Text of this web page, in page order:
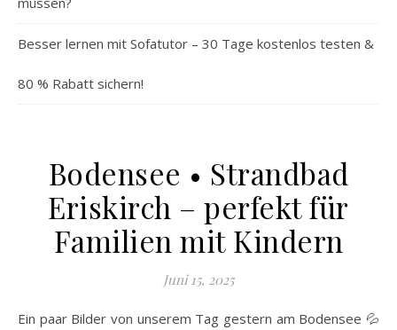
Besser lernen mit Sofatutor – 30 Tage kostenlos testen &
80 % Rabatt sichern!
Bodensee • Strandbad
Eriskirch – perfekt für
Familien mit Kindern
Juni 15, 2025
Ein paar Bilder von unserem Tag gestern am Bodensee 💦